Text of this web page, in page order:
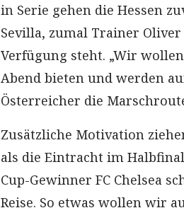
in Serie gehen die Hessen
Sevilla, zumal Trainer
Verfügung steht. „Wir
Abend bieten und werden
Österreicher die
Zusätzliche Motivation
als die Eintracht im
Cup-Gewinner FC Chelsea
Reise. So etwas wollen wir